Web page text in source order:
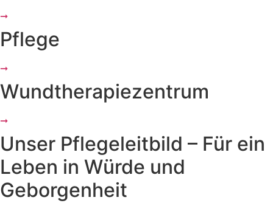
➞
Pflege
➞
Wundtherapiezentrum
➞
Unser Pflegeleitbild – Für ein
Leben in Würde und
Geborgenheit